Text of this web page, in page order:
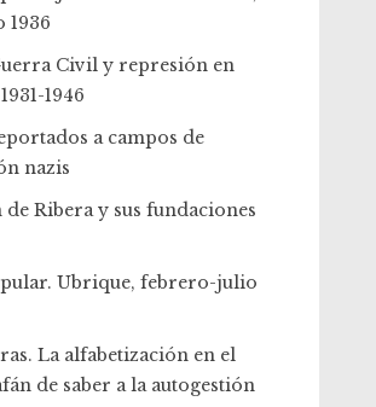
Civil y represión en
1946
a campos de
nazis
Ribera y sus fundaciones
Ubrique, febrero-julio
La alfabetización en el
de saber a la autogestión